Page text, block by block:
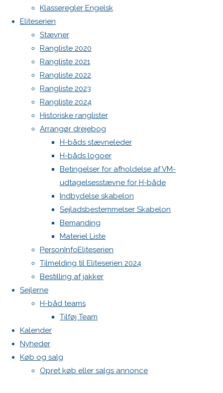
Klasseregler Engelsk
Eliteserien
Stævner
Rangliste 2020
Rangliste 2021
Rangliste 2022
Rangliste 2023
Rangliste 2024
Historiske ranglister
Arrangør drejebog
H-båds stævneleder
H-båds logoer
Betingelser for afholdelse af VM-
udtagelsesstævne for H-både
Indbydelse skabelon
Sejladsbestemmelser Skabelon
Bemanding
Materiel Liste
PersonInfoEliteserien
Tilmelding til Eliteserien 2024
Bestilling af jakker
Sejlerne
H-båd teams
Tilføj Team
Kalender
Nyheder
Køb og salg
Opret køb eller salgs annonce
og
Ranglisten
2024
Previous
image
Next
image
Skriv
et
svar
Din e-
mailadresse
vil ikke
blive
publiceret.
Krævede
felter er
markeret
med*
Comment
WordPress.org